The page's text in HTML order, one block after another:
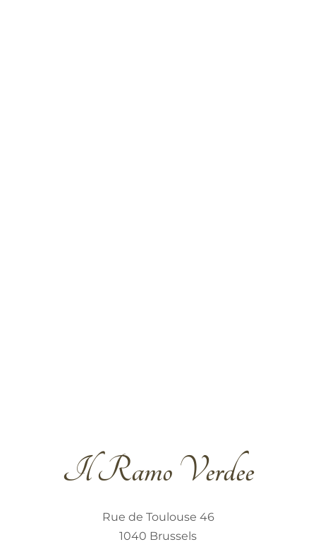
Il Ramo Verdee
Rue de Toulouse 46
1040 Brussels